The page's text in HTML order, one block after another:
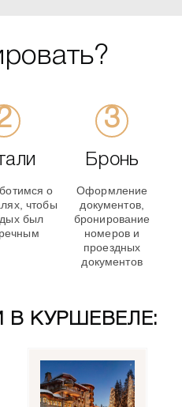
о
чтобы
был
Бронь
Оформление
документов,
бронирование
номеров и
проездных
документов
В КУРШЕВЕЛЕ: